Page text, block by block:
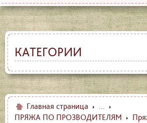
КАТЕГОРИИ
Главная страница
...
ПРЯЖА ПО ПРОЗВОДИТЕЛЯМ